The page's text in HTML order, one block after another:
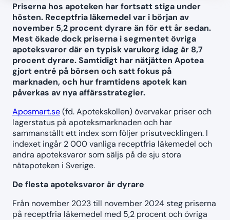
Priserna hos apoteken har fortsatt stiga under
hösten. Receptfria läkemedel var i början av
november 5,2 procent dyrare än för ett år sedan.
Mest ökade dock priserna i segmentet övriga
apoteksvaror där en typisk varukorg idag är 8,7
procent dyrare. Samtidigt har nätjätten Apotea
gjort entré på börsen och satt fokus på
marknaden, och hur framtidens apotek kan
påverkas av nya affärsstrategier.
Aposmart.se(fd. Apotekskollen) övervakar priser och
lagerstatus på apoteksmarknaden och har
sammanställt ett index som följer prisutvecklingen. I
indexet ingår 2 000 vanliga receptfria läkemedel och
andra apoteksvaror som säljs på de sju stora
nätapoteken i Sverige.
De flesta apoteksvaror är dyrare
Från november 2023 till november 2024 steg priserna
på receptfria läkemedel med 5,2 procent och övriga